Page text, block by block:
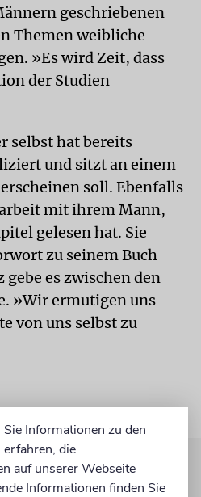
geschriebenen
Themen weibliche
»Es wird Zeit, dass
der Studien
selbst hat bereits
und sitzt an einem
soll. Ebenfalls
mit ihrem Mann,
gelesen hat. Sie
zu seinem Buch
es zwischen den
»Wir ermutigen uns
von uns selbst zu
Informationen zu den
die
auf unserer Webseite
Informationen finden Sie